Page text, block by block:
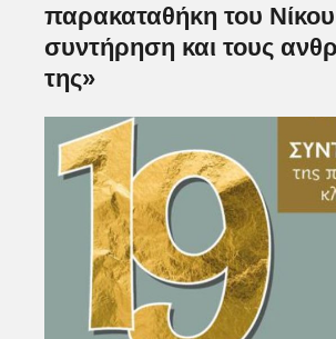
παρακαταθήκη του
συντήρηση και τους
της»